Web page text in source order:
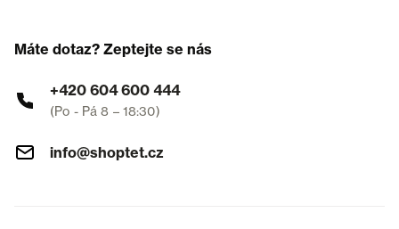
Máte dotaz? Zeptejte se nás
+420 604 600 444
(Po - Pá 8 – 18:30)
info@shoptet.cz